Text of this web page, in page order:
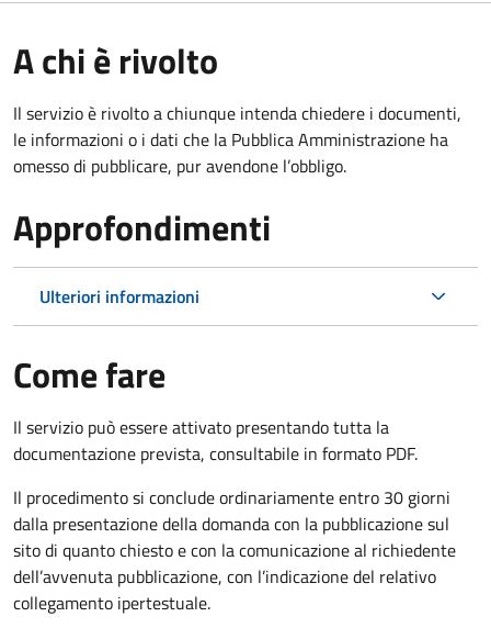
A chi è rivolto
Il servizio è rivolto a chiunque intenda chiedere i documenti,
le informazioni o i dati che la Pubblica Amministrazione ha
omesso di pubblicare, pur avendone l’obbligo.
Approfondimenti
Ulteriori informazioni
Come fare
Il servizio può essere attivato presentando tutta la
documentazione prevista, consultabile in formato PDF.
Il procedimento si conclude ordinariamente entro 30 giorni
dalla presentazione della domanda con la pubblicazione sul
sito di quanto chiesto e con la comunicazione al richiedente
dell’avvenuta pubblicazione, con l’indicazione del relativo
collegamento ipertestuale.